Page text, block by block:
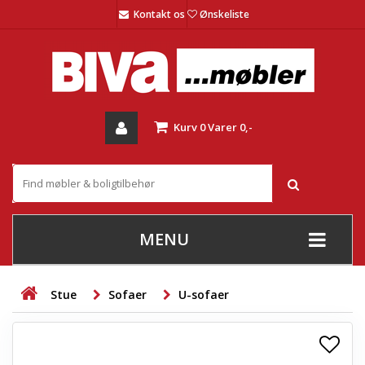
Kontakt os Ønskeliste
Kurv 0Varer 0,-
MENU
+
STUE
+
Stue Sofaer U-sofaer